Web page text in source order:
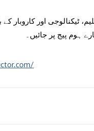
ٹیکنالوجی اور کاروبار کے
ہوم پیج پر جائیں۔